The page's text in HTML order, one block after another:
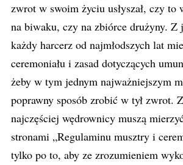
zwrot w swoim życiu usłyszał, czy to
na biwaku, czy na zbiórce drużyny. Z
każdy harcerz od najmłodszych lat
ceremoniału i zasad dotyczących
żeby w tym jednym najważniejszym
poprawny sposób zrobić w tył zwrot.
najczęściej wędrownicy muszą
stronami „Regulaminu musztry i
tylko po to, aby ze zrozumieniem